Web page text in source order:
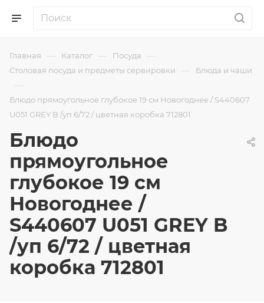
Главная — Каталог — Посуда —
Столовая посуда и предметы сервировки — Блюда и чаши
—
Блюдо прямоугольное глубокое 19 см Новогоднее / S440607
U051 GREY B /уп 6/72 / цветная коробка 712801
Блюдо
прямоугольное
глубокое 19 см
Новогоднее /
S440607 U051 GREY B
/уп 6/72 / цветная
коробка 712801